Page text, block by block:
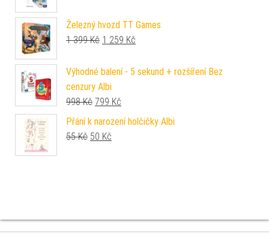
Železný hvozd TT Games
1 399Kč Původní cena byla: 1 399 Kč.
1 259 Kč
Výhodné balení - 5 sekund + rozšíření Bez
cenzury Albi
998Kč Původní cena byla: 998 Kč.
799 Kč
Přání k narození holčičky Albi
55Kč Původní cena byla: 55 Kč.
50 Kč